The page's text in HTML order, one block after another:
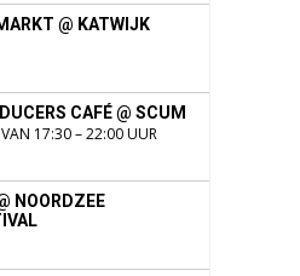
@ KATWIJK
CAFÉ @ SCUM
VAN 17:30 – 22:00 UUR
NOORDZEE